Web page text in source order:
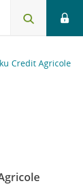
Credit Agricole